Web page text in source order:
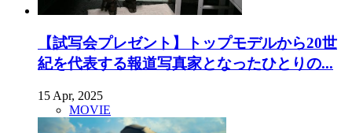
【試写会プレゼント】トップモデルから20世
紀を代表する報道写真家となったひとりの...
15 Apr, 2025
MOVIE